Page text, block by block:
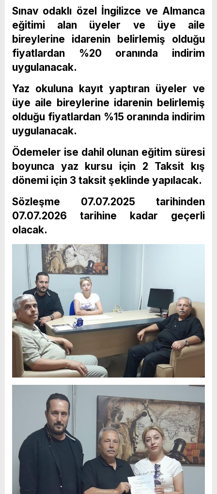
Sınav odaklı özel İngilizce ve Almanca
eğitimi alan üyeler ve üye aile
bireylerine idarenin belirlemiş olduğu
fiyatlardan %20 oranında indirim
uygulanacak.
Yaz okuluna kayıt yaptıran üyeler ve
üye aile bireylerine idarenin belirlemiş
olduğu fiyatlardan %15 oranında indirim
uygulanacak.
Ödemeler ise dahil olunan eğitim süresi
boyunca yaz kursu için 2 Taksit kış
dönemi için 3 taksit şeklinde yapılacak.
Sözleşme 07.07.2025 tarihinden
07.07.2026 tarihine kadar geçerli
olacak.